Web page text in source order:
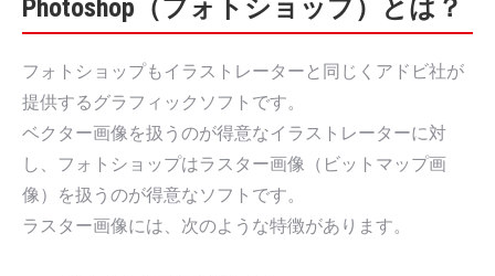
Photoshop（フォトショップ）とは？
フォトショップもイラストレーターと同じくアドビ社が
提供するグラフィックソフトです。
ベクター画像を扱うのが得意なイラストレーターに対
し、フォトショップはラスター画像（ビットマップ画
像）を扱うのが得意なソフトです。
ラスター画像には、次のような特徴があります。